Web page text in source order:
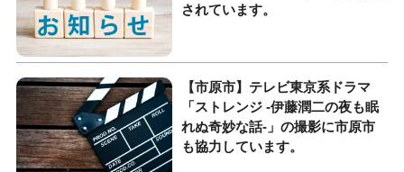
されています。
【市原市】テレビ東京系ドラマ
「ストレンジ -伊藤潤二の夜も眠
れぬ奇妙な話-」の撮影に市原市
も協力しています。